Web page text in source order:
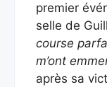
premier
selle de
course
m’ont
après sa